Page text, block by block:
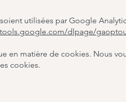
utilisées par Google
dlpage/
en matière de cookies. Nous
cookies.